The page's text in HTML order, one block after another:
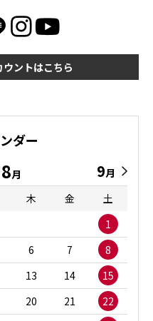
ントはこちら
ダー
8月 9月
木 金
土
1
6 7
8
13 14
15
20 21
22